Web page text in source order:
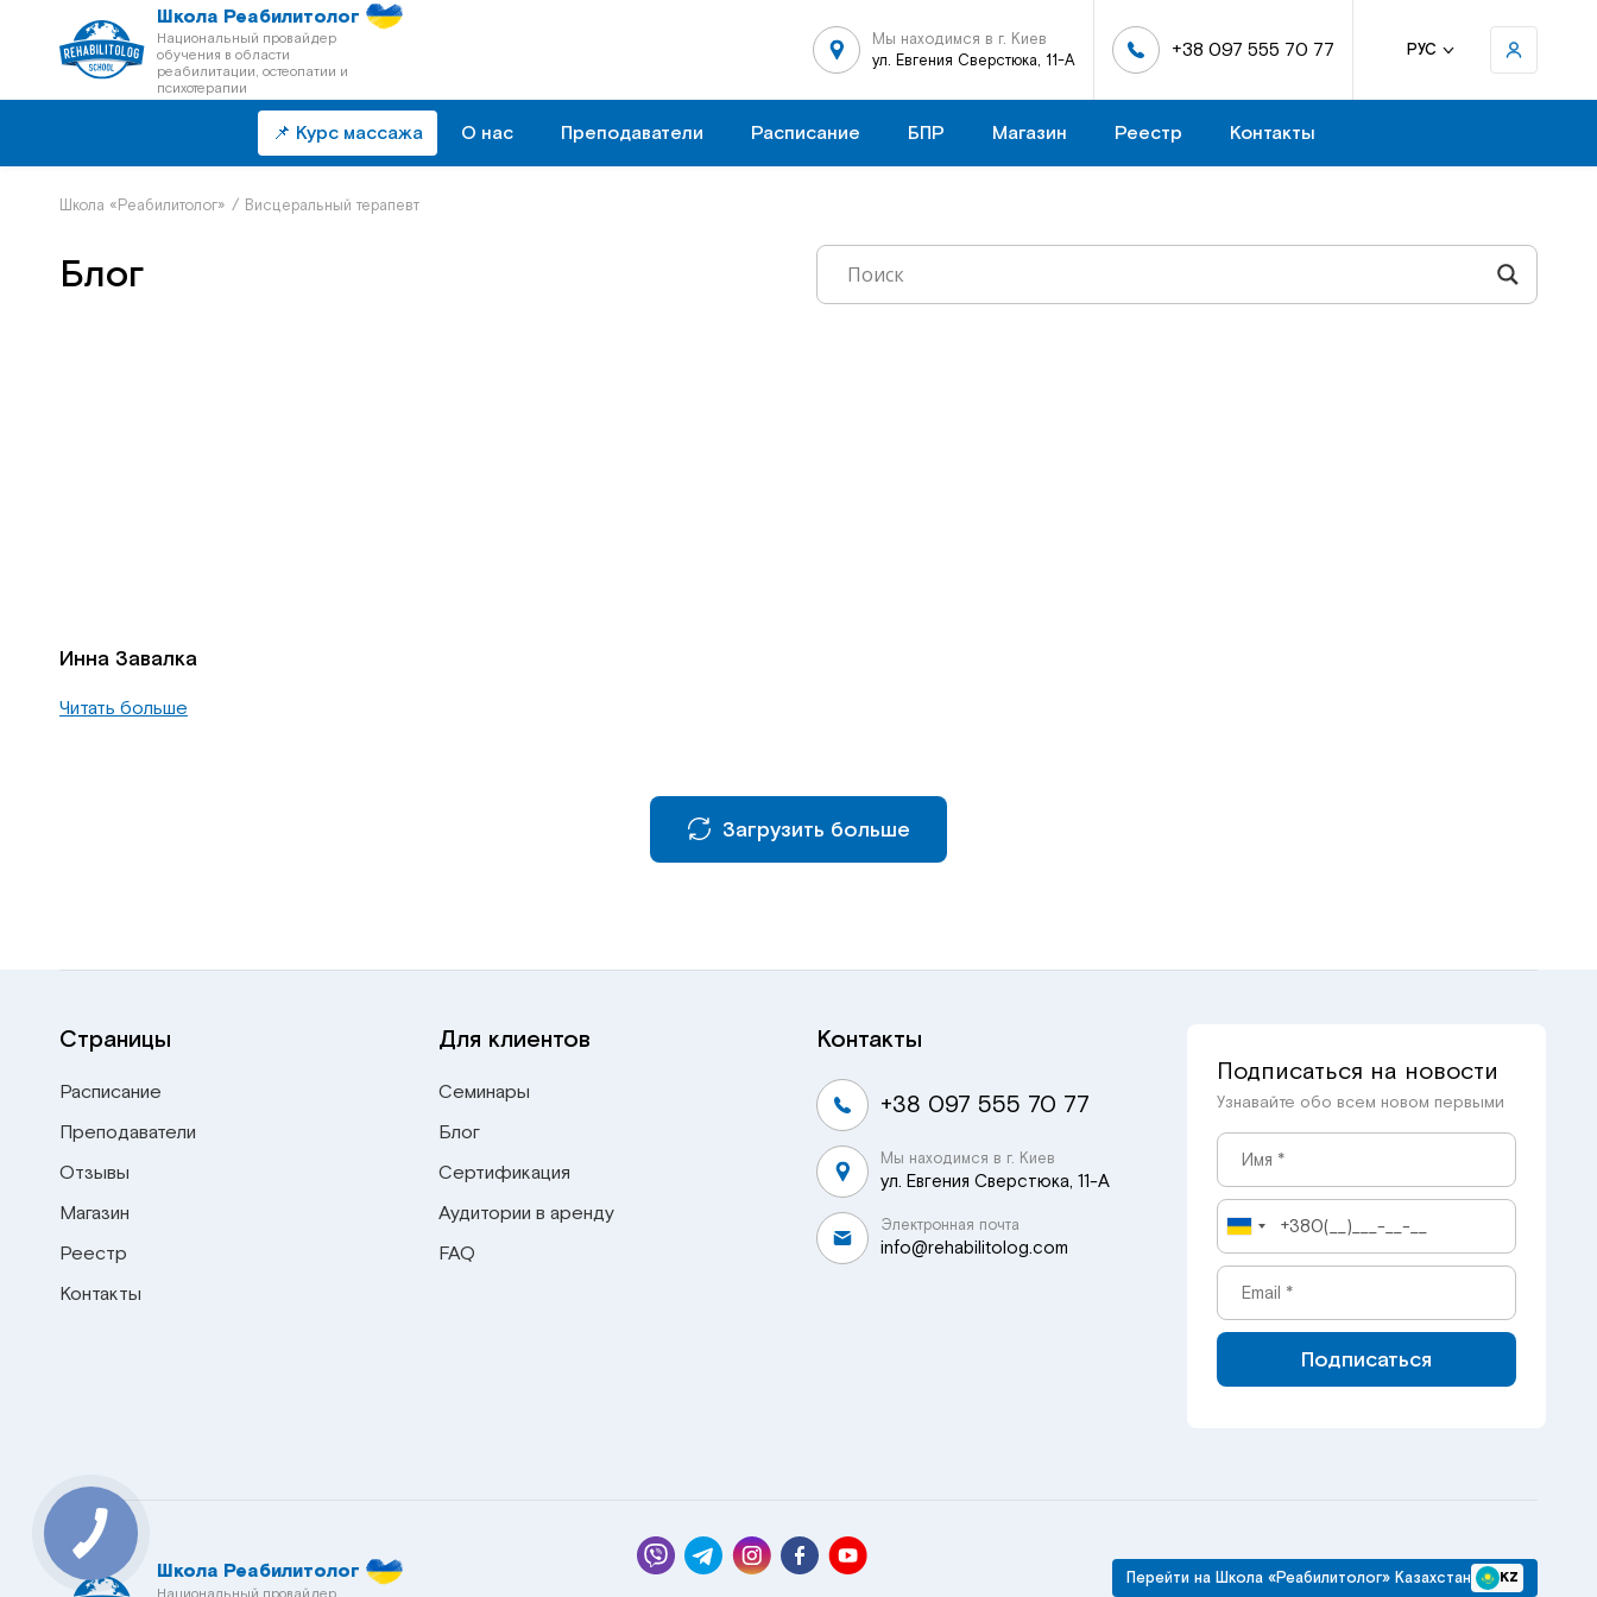
Школа Реабилитолог
Национальный провайдер
обучения в области
реабилитации, остеопатии и
психотерапии
Мы находимся в г. Киев
ул. Евгения Сверстюка, 11-А
+38 097 555 70 77 РУС
📌 Курс массажа О нас Преподаватели Расписание БПР Магазин Реестр Контакты
Школа «Реабилитолог» / Висцеральный терапевт
Блог
Инна Завалка
Читать больше
Загрузить больше
Страницы
Расписание
Преподаватели
Отзывы
Магазин
Реестр
Контакты
Для клиентов
Семинары
Блог
Сертификация
Аудитории в аренду
FAQ
Контакты
+38 097 555 70 77
Мы находимся в г. Киев
ул. Евгения Сверстюка, 11-А
Электронная почта
info@rehabilitolog.com
Подписаться на новости
Узнавайте обо всем новом первыми
Подписаться
Школа Реабилитолог
Национальный провайдер
Перейти на Школа «Реабилитолог» Казахстан KZ